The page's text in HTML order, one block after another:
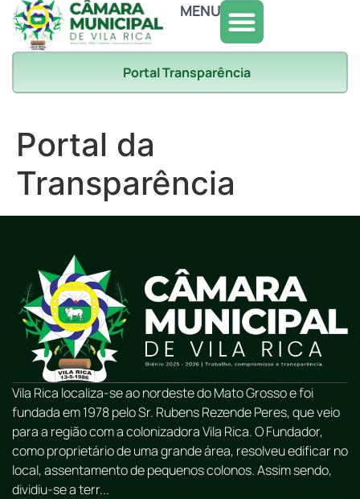
MENU
Portal Transparência
Portal da
Transparência
Vila Rica localiza-se ao nordeste do Mato Grosso e foi
fundada em 1978 pelo Sr. Rubens Rezende Peres, que veio
para a região com a colonizadora Vila Rica. O Fundador,
como proprietário de uma grande área, resolveu edificar no
local, assentamento de pequenos colonos. Assim sendo,
dividiu-se a terr...